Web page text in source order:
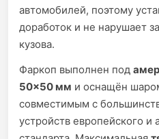
автомобилей, поэтому
доработок и не нарушает
кузова.
Фаркоп выполнен под
50×50 мм и оснащён
совместимым с
устройств европейского и